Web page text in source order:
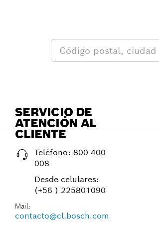
SERVICIO DE
ATENCIÓN AL
CLIENTE
Teléfono: 800 400
008
Desde celulares:
(+56 ) 225801090
Mail:
contacto@cl.bosch.com